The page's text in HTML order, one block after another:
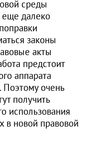
среды
еще далеко
законы
акты
предстоит
аппарата
Поэтому очень
получить
использования
в новой правовой